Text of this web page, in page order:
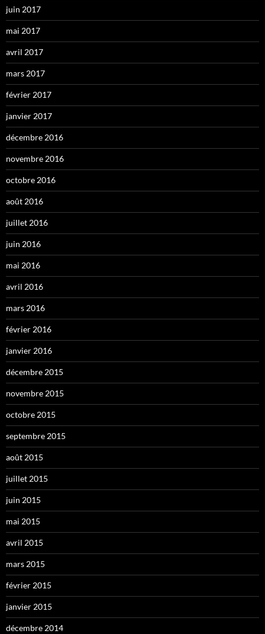
juin 2017
mai 2017
avril 2017
mars 2017
février 2017
janvier 2017
décembre 2016
novembre 2016
octobre 2016
août 2016
juillet 2016
juin 2016
mai 2016
avril 2016
mars 2016
février 2016
janvier 2016
décembre 2015
novembre 2015
octobre 2015
septembre 2015
août 2015
juillet 2015
juin 2015
mai 2015
avril 2015
mars 2015
février 2015
janvier 2015
décembre 2014